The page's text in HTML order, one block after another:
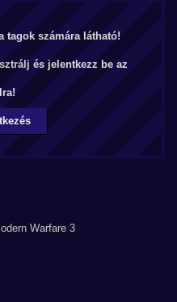
tagok számára látható!
és jelentkezz be az